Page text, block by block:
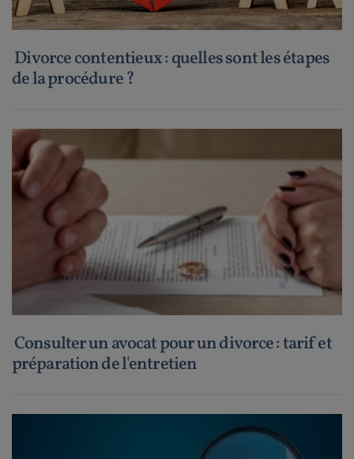
Divorce contentieux : quelles sont les étapes
de la procédure ?
Consulter un avocat pour un divorce : tarif et
préparation de l'entretien